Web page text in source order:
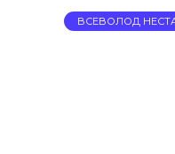
ВСЕВОЛОД